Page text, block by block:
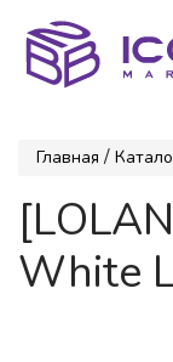
Главная /
White